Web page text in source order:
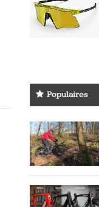
Populaires